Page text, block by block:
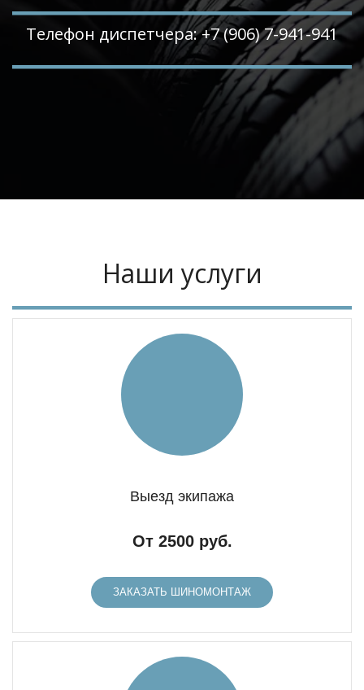
Телефон диспетчера: +7 (906) 7-941-941
Наши услуги
Выезд экипажа
От 2500 руб.
ЗАКАЗАТЬ ШИНОМОНТАЖ